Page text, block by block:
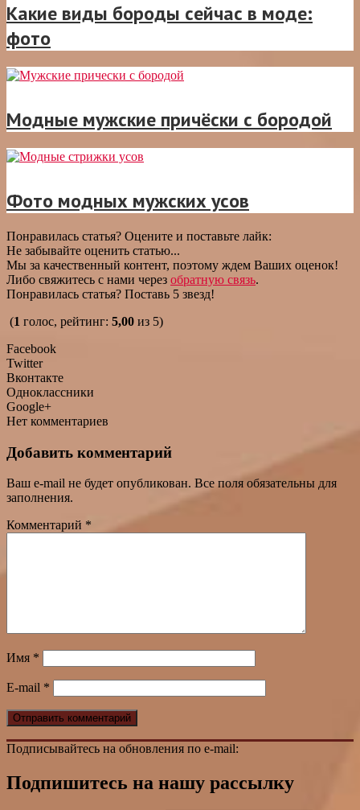
Какие виды бороды сейчас в моде:
фото
Модные мужские причёски с бородой
Фото модных мужских усов
Понравилась статья? Оцените и поставьте лайк:
Не забывайте оценить статью...
Мы за качественный контент, поэтому ждем Ваших оценок!
Либо свяжитесь с нами через обратную связь.
Понравилась статья? Поставь 5 звезд!
(1 голос, рейтинг: 5,00 из 5)
Facebook
Twitter
Вконтакте
Одноклассники
Google+
Нет комментариев
Добавить комментарий
Ваш e-mail не будет опубликован. Все поля обязательны для
заполнения.
Комментарий *
Имя *
E-mail *
Подписывайтесь на обновления по e-mail:
Подпишитесь на нашу рассылку